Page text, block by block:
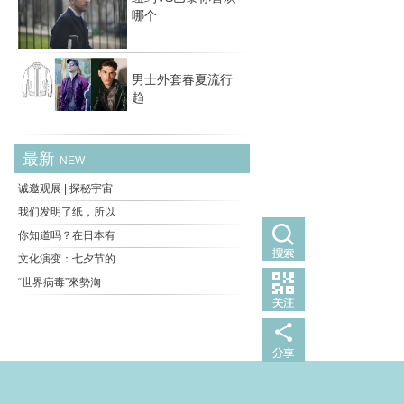
哪个
男士外套春夏流行
趋
最新 NEW
诚邀观展 | 探秘宇宙
我们发明了纸，所以
你知道吗？在日本有
文化演变：七夕节的
“世界病毒”來勢洶